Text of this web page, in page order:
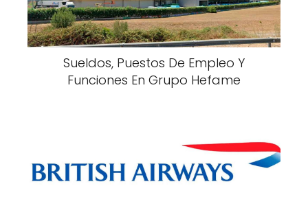
Sueldos, Puestos De Empleo Y
Funciones En Grupo Hefame